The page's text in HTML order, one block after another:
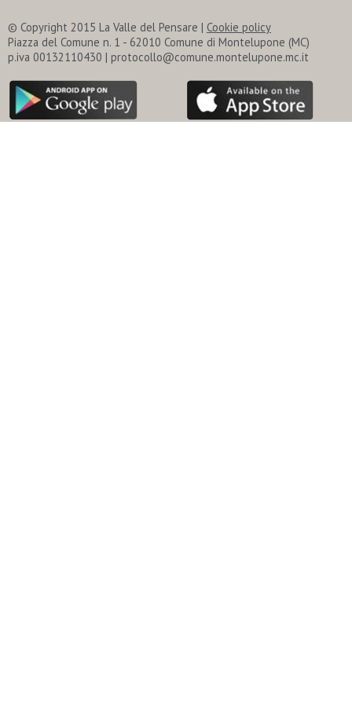
© Copyright 2015 La Valle del Pensare | Cookie policy
Piazza del Comune n. 1 - 62010 Comune di Montelupone (MC)
p.iva 00132110430 | protocollo@comune.montelupone.mc.it